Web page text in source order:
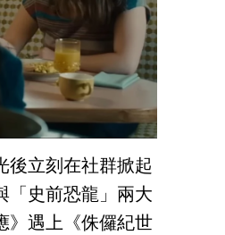
後立刻在社群掀起
「史前恐龍」兩大
》遇上《侏儸紀世